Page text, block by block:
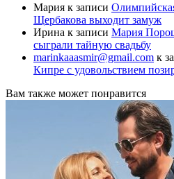
Мария к записи
Щербакова выходит замуж
Ирина к записи Мария
сыграли тайную свадьбу
marinkaaasmir@gmail.com к
Кипре с удовольствием
Вам также может понравится